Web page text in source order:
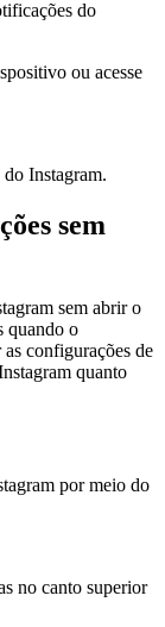
do
ou acesse
Instagram.
sem
sem abrir o
quando o
configurações de
quanto
por meio do
no canto superior